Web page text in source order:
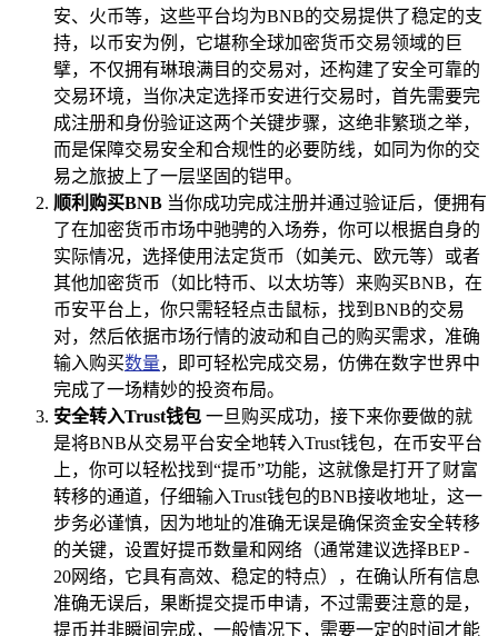
安、火币等，这些平台均为BNB的交易提供了稳定的支
持，以币安为例，它堪称全球加密货币交易领域的巨
擘，不仅拥有琳琅满目的交易对，还构建了安全可靠的
交易环境，当你决定选择币安进行交易时，首先需要完
成注册和身份验证这两个关键步骤，这绝非繁琐之举，
而是保障交易安全和合规性的必要防线，如同为你的交
易之旅披上了一层坚固的铠甲。
顺利购买BNB 当你成功完成注册并通过验证后，便拥有
了在加密货币市场中驰骋的入场券，你可以根据自身的
实际情况，选择使用法定货币（如美元、欧元等）或者
其他加密货币（如比特币、以太坊等）来购买BNB，在
币安平台上，你只需轻轻点击鼠标，找到BNB的交易
对，然后依据市场行情的波动和自己的购买需求，准确
输入购买数量，即可轻松完成交易，仿佛在数字世界中
完成了一场精妙的投资布局。
安全转入Trust钱包 一旦购买成功，接下来你要做的就
是将BNB从交易平台安全地转入Trust钱包，在币安平台
上，你可以轻松找到“提币”功能，这就像是打开了财富
转移的通道，仔细输入Trust钱包的BNB接收地址，这一
步务必谨慎，因为地址的准确无误是确保资金安全转移
的关键，设置好提币数量和网络（通常建议选择BEP -
20网络，它具有高效、稳定的特点），在确认所有信息
准确无误后，果断提交提币申请，不过需要注意的是，
提币并非瞬间完成，一般情况下，需要一定的时间才能